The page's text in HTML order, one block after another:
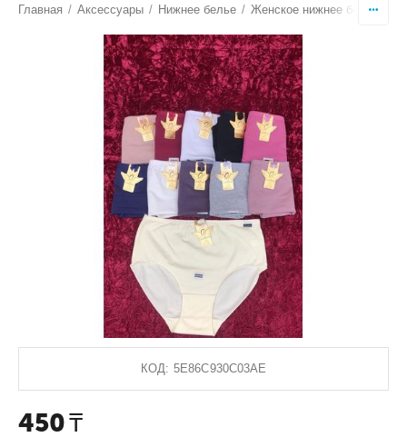
Главная / Аксессуары / Нижнее белье / Женское нижнее белье
КОД: 5E86C930C03AE
450 ₸